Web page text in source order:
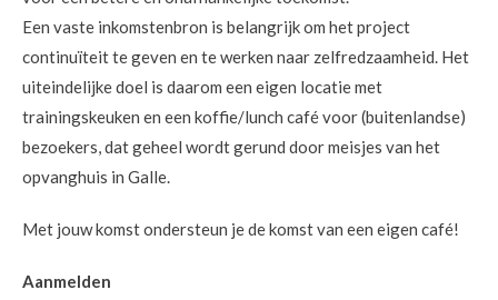
Een vaste inkomstenbron is belangrijk om het project
continuïteit te geven en te werken naar zelfredzaamheid. Het
uiteindelijke doel is daarom een eigen locatie met
trainingskeuken en een koffie/lunch café voor (buitenlandse)
bezoekers, dat geheel wordt gerund door meisjes van het
opvanghuis in Galle.
Met jouw komst ondersteun je de komst van een eigen café!
Aanmelden